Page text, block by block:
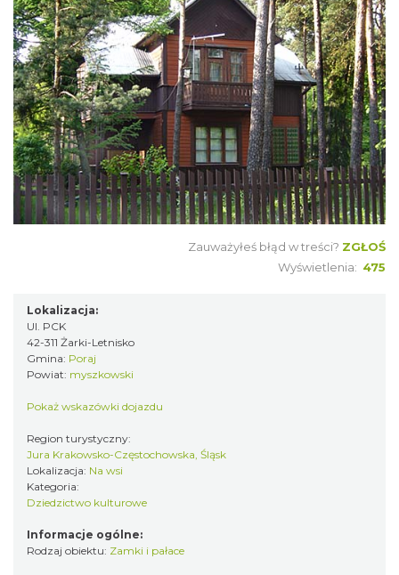
Zauważyłeś błąd w treści? ZGŁOŚ
Wyświetlenia: 475
Lokalizacja:
Ul. PCK
42-311 Żarki-Letnisko
Gmina: Poraj
Powiat: myszkowski
Pokaż wskazówki dojazdu
Region turystyczny:
Jura Krakowsko-Częstochowska, Śląsk
Lokalizacja: Na wsi
Kategoria:
Dziedzictwo kulturowe
Informacje ogólne:
Rodzaj obiektu: Zamki i pałace